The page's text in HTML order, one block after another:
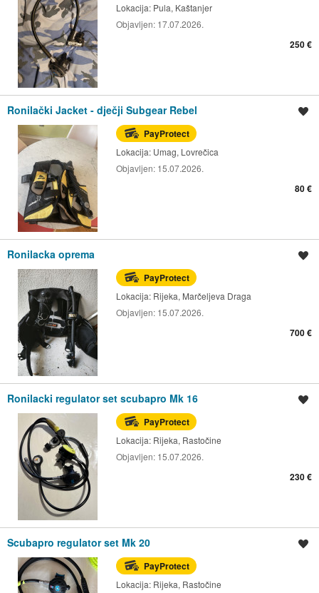
Lokacija: Pula, Kaštanjer
Objavljen: 17.07.2026.
250 €
Ronilački Jacket - dječji Subgear Rebel
PayProtect
Lokacija: Umag, Lovrečica
Objavljen: 15.07.2026.
80 €
Ronilacka oprema
PayProtect
Lokacija: Rijeka, Marčeljeva Draga
Objavljen: 15.07.2026.
700 €
Ronilacki regulator set scubapro Mk 16
PayProtect
Lokacija: Rijeka, Rastočine
Objavljen: 15.07.2026.
230 €
Scubapro regulator set Mk 20
PayProtect
Lokacija: Rijeka, Rastočine